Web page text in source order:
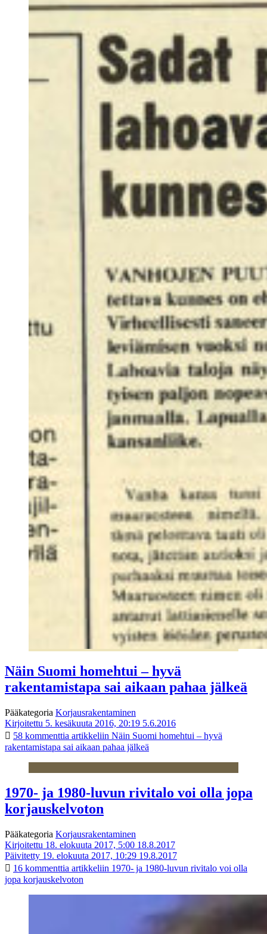
Näin Suomi homehtui – hyvä
rakentamistapa sai aikaan pahaa jälkeä
Pääkategoria Korjausrakentaminen
Kirjoitettu 5. kesäkuuta 2016, 20:19 5.6.2016
58 kommenttia artikkeliin Näin Suomi homehtui – hyvä
rakentamistapa sai aikaan pahaa jälkeä
1970- ja 1980-luvun rivitalo voi olla jopa
korjauskelvoton
Pääkategoria Korjausrakentaminen
Kirjoitettu 18. elokuuta 2017, 5:00 18.8.2017
Päivitetty 19. elokuuta 2017, 10:29 19.8.2017
16 kommenttia artikkeliin 1970- ja 1980-luvun rivitalo voi olla
jopa korjauskelvoton